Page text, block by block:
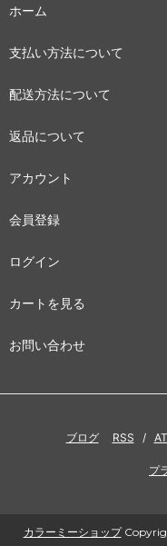
ホーム
支払い方法について
配送方法について
返品について
アカウント
会員登録
ログイン
カートを見る
お問い合わせ
ブログ RSS /
プ
カラーミーショップ